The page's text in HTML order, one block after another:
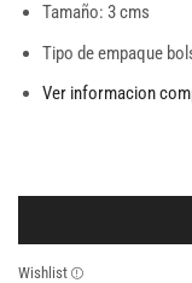
Tamaño: 3 cms
Tipo de empaque
Ver informacion
Wishlist